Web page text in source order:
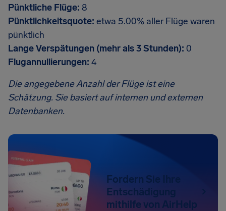
Pünktliche Flüge: 8
Pünktlichkeitsquote: etwa 5.00% aller Flüge waren
pünktlich
Lange Verspätungen (mehr als 3 Stunden): 0
Flugannullierungen: 4
Die angegebene Anzahl der Flüge ist eine
Schätzung. Sie basiert auf internen und externen
Datenbanken.
Fordern Sie Ihre
Entschädigung
mithilfe von AirHelp